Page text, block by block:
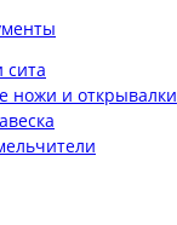
сита
ножи и открывалки